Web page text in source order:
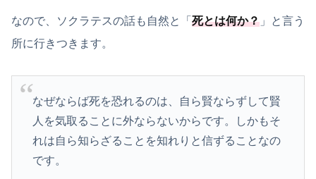
なので、ソクラテスの話も自然と「 死とは何か？ 」と言う
所に行きつきます。
なぜならば死を恐れるのは、自ら賢ならずして賢
人を気取ることに外ならないからです。しかもそ
れは自ら知らざることを知れりと信ずることなの
です。